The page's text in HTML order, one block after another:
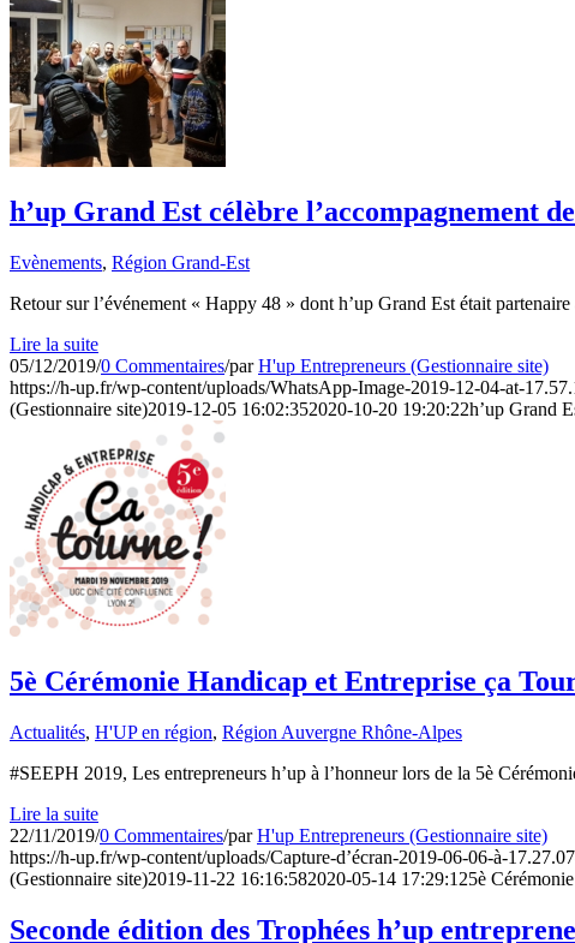
h’up Grand Est célèbre l’accompagnement
Evènements, Région Grand-Est
Retour sur l’événement « Happy 48 » dont h’up Grand Est était
Lire la suite
05/12/2019/0 Commentaires/parH'up Entrepreneurs (Gestionnaire site)
https://h-up.fr/wp-content/uploads/WhatsApp-Image-2019-12-04-at-
(Gestionnaire site)2019-12-05 16:02:352020-10-20 19:20:22h’up Grand
5è Cérémonie Handicap et Entreprise ça
Actualités, H'UP en région, Région Auvergne Rhône-Alpes
#SEEPH 2019, Les entrepreneurs h’up à l’honneur lors de la 5è
Lire la suite
22/11/2019/0 Commentaires/parH'up Entrepreneurs (Gestionnaire site)
https://h-up.fr/wp-content/uploads/Capture-d’écran-2019-06-06-à-
(Gestionnaire site)2019-11-22 16:16:582020-05-14 17:29:125è
Seconde édition des Trophées h’up